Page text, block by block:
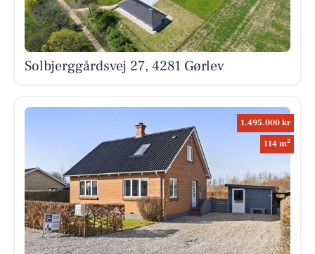
Solbjerggårdsvej 27, 4281 Gørlev
1.495.000 kr
114 m2